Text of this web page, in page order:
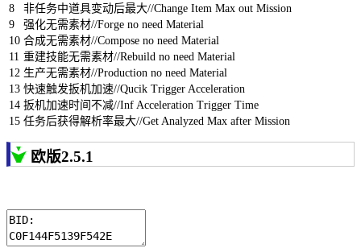
8
9
10
11
12
13
14
15
非任务中道具变动后最大//Change Item Max out Mission
强化无需素材//Forge no need Material
合成无需素材//Compose no need Material
重建技能无需素材//Rebuild no need Material
生产无需素材//Production no need Material
快速触发扳机加速//Qucik Trigger Acceleration
扳机加速时间不减//Inf Acceleration Trigger Time
任务后获得解析率最大//Get Analyzed Max after Mission
欧版2.5.1